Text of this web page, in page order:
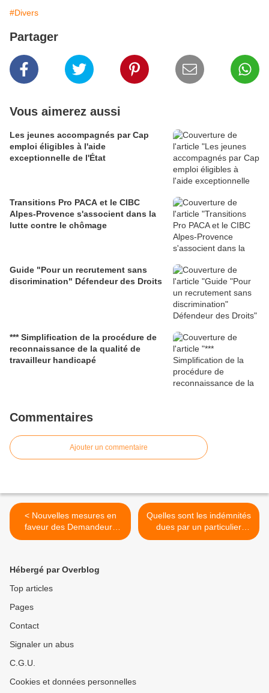
#Divers
Partager
Vous aimerez aussi
Les jeunes accompagnés par Cap
emploi éligibles à l'aide
exceptionnelle de l'État
Transitions Pro PACA et le CIBC
Alpes-Provence s'associent dans la
lutte contre le chômage
Guide "Pour un recrutement sans
discrimination" Défendeur des Droits
*** Simplification de la procédure de
reconnaissance de la qualité de
travailleur handicapé
Commentaires
Ajouter un commentaire
< Nouvelles mesures en
faveur des Demandeurs
d'Emploi de Très Longue
Quelles sont les indémnités
dues par un particulier
employeur en cas de
Hébergé par Overblog
Top articles
Pages
Contact
Signaler un abus
C.G.U.
Cookies et données personnelles